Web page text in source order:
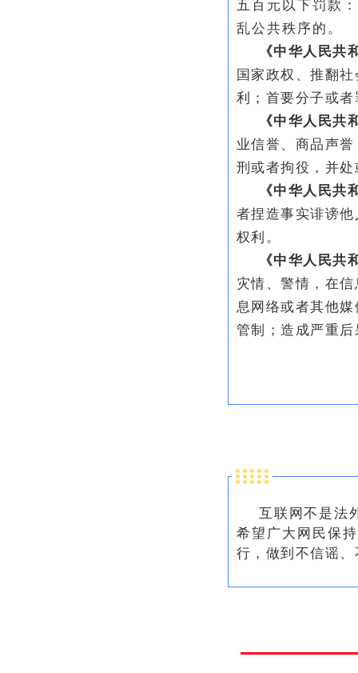
五百元以下罚款
乱公共秩序的。
《中华人民
国家政权、推翻
利；首要分子或
《中华人民共
业信誉、商品声
刑或者拘役，并
《中华人民共
者捏造事实诽谤
权利。
《中华人民共
灾情、警情，在
息网络或者其他
管制；造成严重
互联网不是法
希望广大网民保
行，做到不信谣